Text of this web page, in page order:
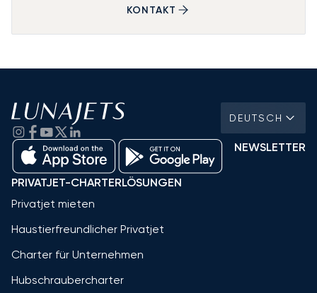
KONTAKT
DEUTSCH
NEWSLETTER
PRIVATJET-CHARTERLÖSUNGEN
Privatjet mieten
Haustierfreundlicher Privatjet
Charter für Unternehmen
Hubschraubercharter